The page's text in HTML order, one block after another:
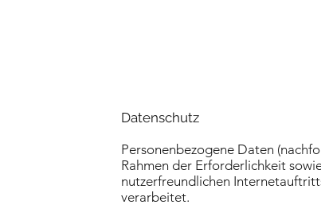
Datenschutz
Personenbezogene Daten
Rahmen der Erforderlichkeit
nutzerfreundlichen
verarbeitet.